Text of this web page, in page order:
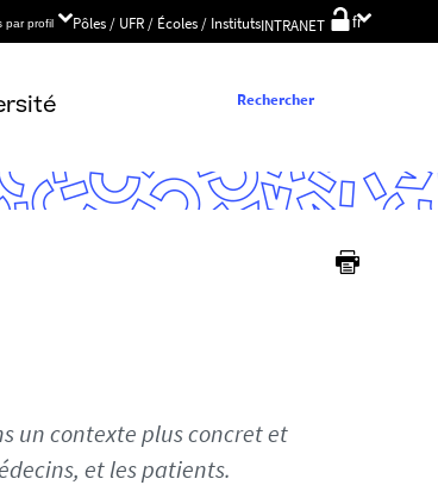
par profil Pôles / UFR / Écoles / InstitutsINTRANET
Choix
fr
Rechercher
un contexte plus concret et
et les patients.